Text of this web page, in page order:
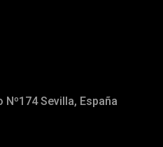
Sevilla, España